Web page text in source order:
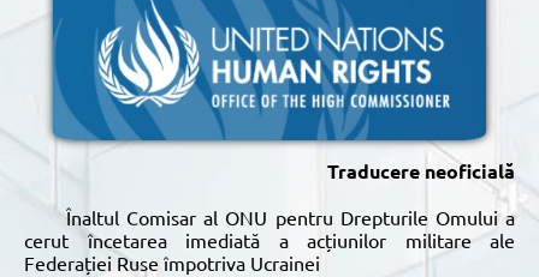
Traducere neoficială
Înaltul Comisar al ONU pentru Drepturile Omului a
cerut încetarea imediată a acțiunilor militare ale
Federației Ruse împotriva Ucrainei